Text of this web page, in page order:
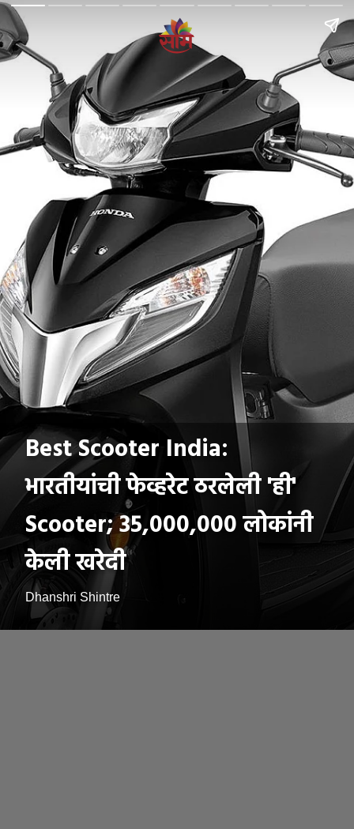
Best Scooter India:
भारतीयांची फेव्हरेट ठरलेली 'ही'
Scooter; 35,000,000 लोकांनी
केली खरेदी
Dhanshri Shintre